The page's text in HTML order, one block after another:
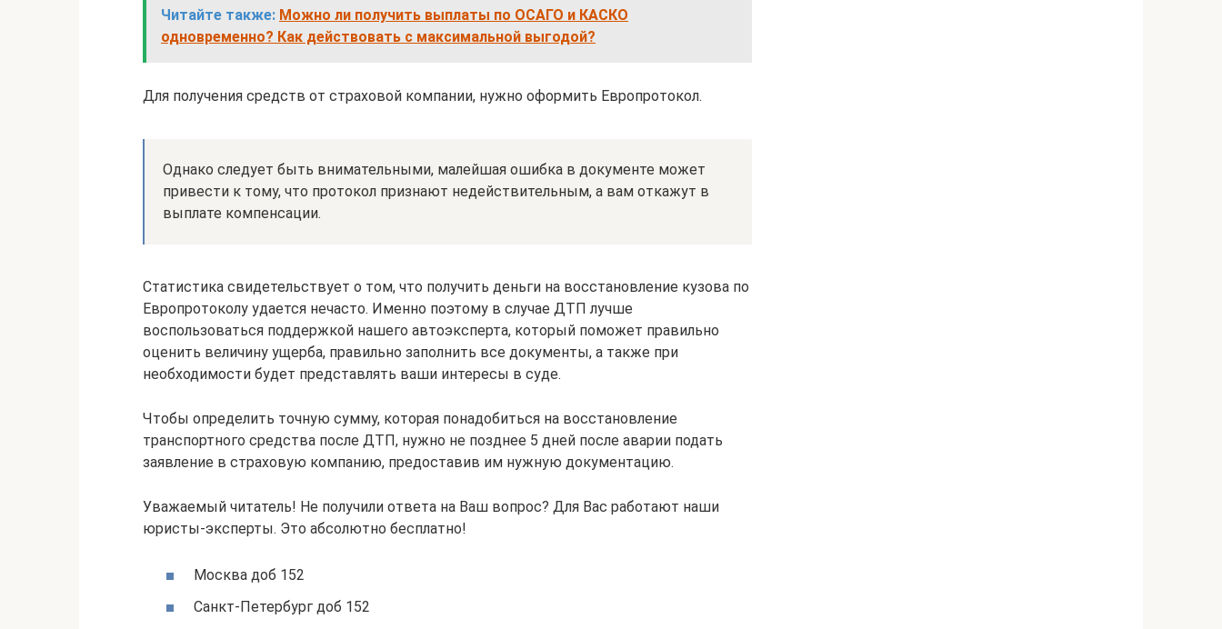
Читайте также: Можно ли получить выплаты по ОСАГО и КАСКО
одновременно? Как действовать с максимальной выгодой?
Для получения средств от страховой компании, нужно оформить Европротокол.
Однако следует быть внимательными, малейшая ошибка в документе может
привести к тому, что протокол признают недействительным, а вам откажут в
выплате компенсации.
Статистика свидетельствует о том, что получить деньги на восстановление кузова по
Европротоколу удается нечасто. Именно поэтому в случае ДТП лучше
воспользоваться поддержкой нашего автоэксперта, который поможет правильно
оценить величину ущерба, правильно заполнить все документы, а также при
необходимости будет представлять ваши интересы в суде.
Чтобы определить точную сумму, которая понадобиться на восстановление
транспортного средства после ДТП, нужно не позднее 5 дней после аварии подать
заявление в страховую компанию, предоставив им нужную документацию.
Уважаемый читатель! Не получили ответа на Ваш вопрос? Для Вас работают наши
юристы-эксперты. Это абсолютно бесплатно!
Москва доб 152
Санкт-Петербург доб 152